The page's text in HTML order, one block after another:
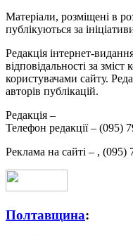
Матеріали, розміщені в
публікуються за
Редакція інтернет-
відповідальності за
користувачами сайту.
авторів публікацій.
Редакція –
Телефон редакції – (095)
Реклама на сайті – , (095)
Полтавщина: